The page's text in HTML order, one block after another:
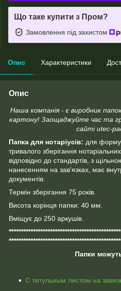
Що таке купити з Пром?
Замовлення під захистом
Опис Характеристики
Опис
Наша компанія - є виробник
картону! Заощаджуйте час та
сайті utec-
Папка для нотаріусів: для
тривалого зберігання
відповідно до стандартів, з
нанесенням на зав'язках, має
документів.
Термін зберігання 75 років.
Висота корінця папки: 40 мм.
Вміщує до 250 аркушів.
Папки
С титульным листом на